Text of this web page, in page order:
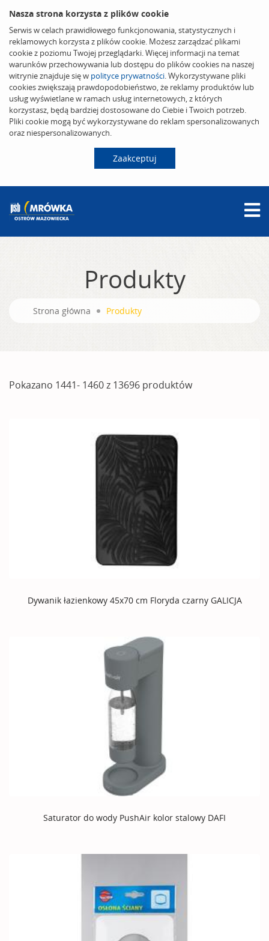
Nasza strona korzysta z plików cookie
Serwis w celach prawidłowego funkcjonowania, statystycznych i
reklamowych korzysta z plików cookie. Możesz zarządzać plikami
cookie z poziomu Twojej przeglądarki. Więcej informacji na temat
warunków przechowywania lub dostępu do plików cookies na naszej
witrynie znajduje się w polityce prywatności. Wykorzystywane pliki
cookies zwiększają prawdopodobieństwo, że reklamy produktów lub
usług wyświetlane w ramach usług internetowych, z których
korzystasz, będą bardziej dostosowane do Ciebie i Twoich potrzeb.
Pliki cookie mogą być wykorzystywane do reklam spersonalizowanych
oraz niespersonalizowanych.
Zaakceptuj
Produkty
Strona główna Produkty
Pokazano 1441- 1460 z 13696 produktów
Dywanik łazienkowy 45x70 cm Floryda czarny GALICJA
Saturator do wody PushAir kolor stalowy DAFI